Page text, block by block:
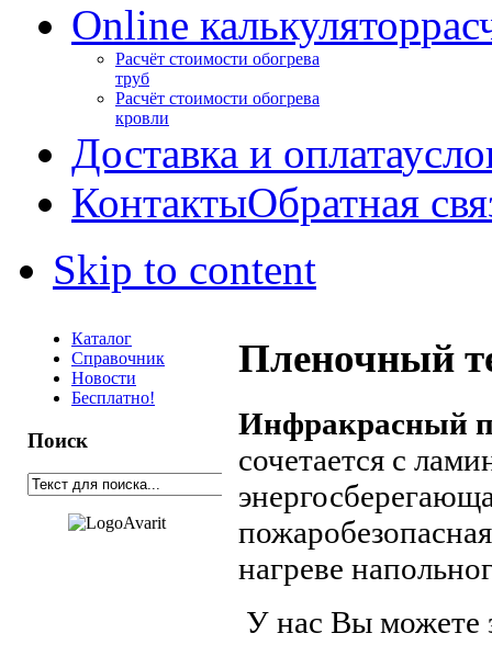
Online калькулятор
Расчёт стоимости обогрева
труб
Расчёт стоимости обогрева
кровли
Доставка и оплата
КонтактыОбратная
Skip to content
Пленочный
Инфракрасный
сочетается с
нагреве
У нас Вы можете
Каталог
Справочник
Новости
Бесплатно!
Поиск